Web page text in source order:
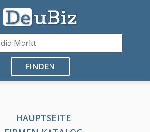
FINDEN
HAUPTSEITE